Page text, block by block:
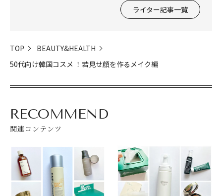
ライター記事一覧
TOP
BEAUTY&HEALTH
50代向け韓国コスメ ！若見せ顔を作るメイク編
RECOMMEND
関連コンテンツ